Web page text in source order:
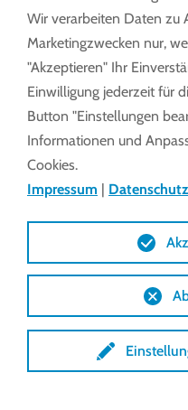
Wir verarbeiten Daten zu
Marketingzwecken nur,
"Akzeptieren" Ihr
Einwilligung jederzeit für
Button "Einstellungen
Informationen und
Cookies.
Impressum | Datenschutz